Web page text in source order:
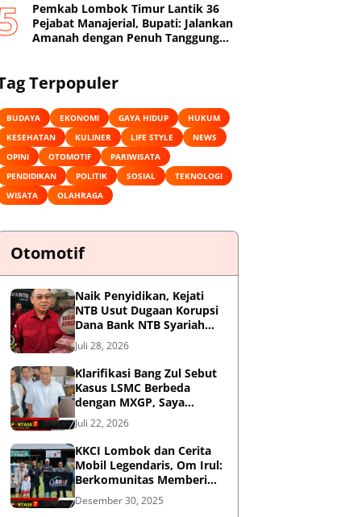
Pemkab Lombok Timur Lantik 36
Pejabat Manajerial, Bupati: Jalankan
Amanah dengan Penuh Tanggung
Terpopuler
BUDAYA EKONOMI GAYA HIDUP
HUKUM
KESEHATAN
KULINER LIFE STYLE
NEWS
OPINI
OTOMOTIF
PARIWISATA
PENDIDIKAN
POLITIK SOSIAL
TEKNOLOGI
WISATA
OLAHRAGA
Otomotif
Naik Penyidikan, Kejati
NTB Usut Dugaan Korupsi
Dana Bank NTB Syariah
untuk MXGP 2023
Juli 28, 2026
Klarifikasi Bang Zul Sebut
Kasus LSMC Berbeda
dengan MXGP, Saya
Dipanggil Sebagai Saksi
Juli 22, 2026
KKCI Lombok dan Cerita
Mobil Legendaris, Om Irul:
Berkomunitas Memberi
Manfaat dan Membangun
Imej Positif
Desember 30, 2025